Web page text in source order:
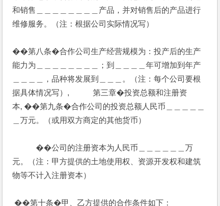
和销售＿＿＿＿＿＿＿＿产品，并对销售后的产品进行
维修服务。（注：根据公司实际情况写）
��第八条�合作公司生产经营规模为：投产后的生产
能力为＿＿＿＿＿＿＿＿；到＿＿＿＿年可增加到年产
＿＿＿＿，品种将发展到＿＿＿。（注：每个公司要根
据具体情况写）,            第三章�投资总额和注册资
本, ��第九条�合作公司的投资总额人民币＿＿＿＿＿
＿万元。（或用双方商定的其他货币）
��公司的注册资本为人民币＿＿＿＿＿＿万
元。（注：甲方提供的土地使用权、资源开发权和建筑
物等不计入注册资本）
��第十条�甲、乙方提供的合作条件如下：